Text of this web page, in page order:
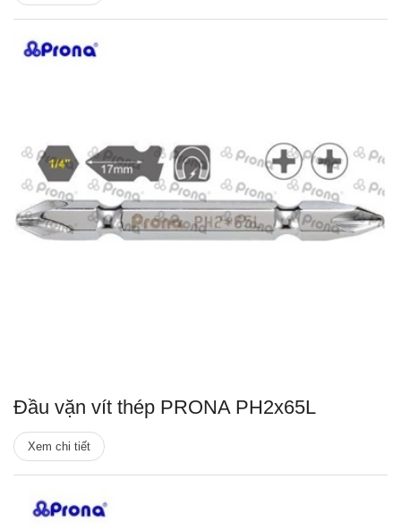
Đầu vặn vít thép PRONA PH2x65L
Xem chi tiết